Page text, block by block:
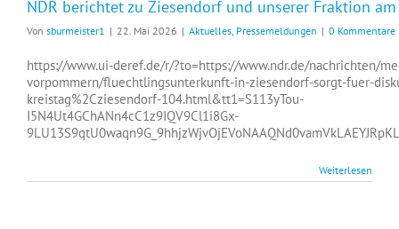
NDR berichtet zu Ziesendorf und unserer Fraktion
Von sburmeister1 | 22. Mai 2026 | Aktuelles, Pressemeldungen | 0 Kommentare
https://www.ui-deref.de/r/?to=https://www.ndr.de/nachrichten/
vorpommern/fluechtlingsunterkunft-in-ziesendorf-sorgt-fuer-
kreistag%2Cziesendorf-104.html&tt1=S113yTou-
I5N4Ut4GChANn4cC1z9IQV9Cl1i8Gx-
Weiterlesen